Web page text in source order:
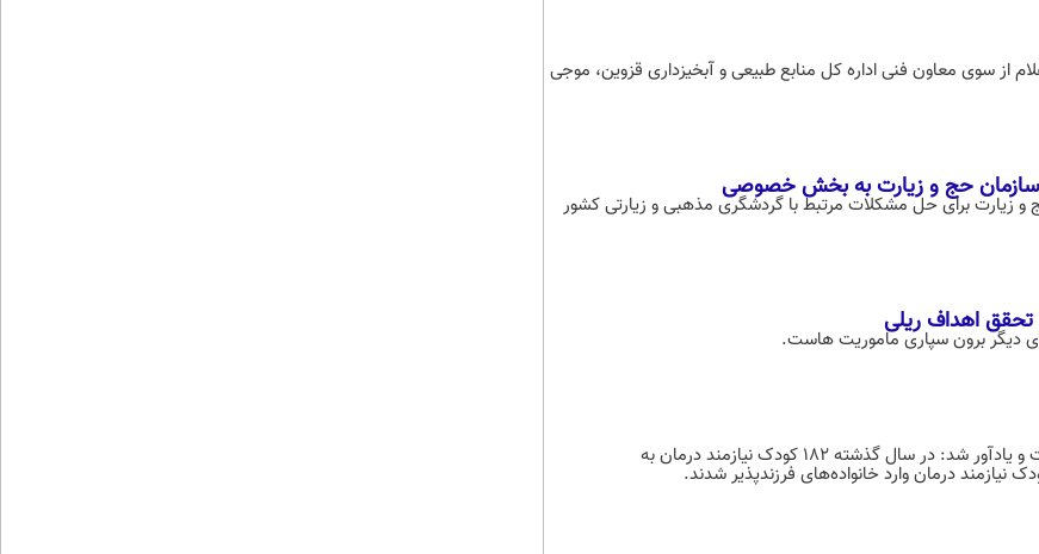
اعلام از سوی معاون فنی اداره کل منابع طبیعی و آبخیزداری قزوین، موجی
سازمان حج و زیارت به بخش خصوصی
و زیارت برای حل مشکلات مرتبط با گردشگری مذهبی و زیارتی کشور
اهداف ریلی
دیگر برون سپاری ماموریت هاست.
بابایی در ادامه به ارائه آماری از میزان فرزندخواندگی کودکان نیازمند درمان پرداخت و یادآور شد: در سال گذشته ۱۸۲ کودک نیازمند درمان به